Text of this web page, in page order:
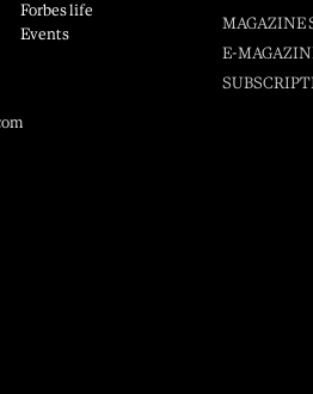
Forbes life
Events
MAGAZINE
E-